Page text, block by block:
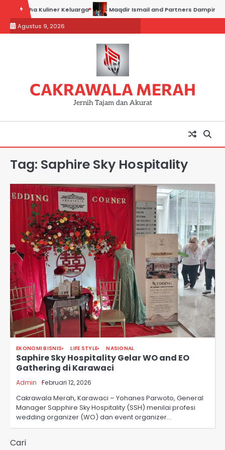
content
Usaha Kuliner Keluarga Maqdir Ismail and Partners Dampingi
Agustus 9, 2026
CAKRAWALA MERAH
Jernih Tajam dan Akurat
Tag: Saphire Sky Hospitality
EKONOMI BISNIS LIFE STYLE NASIONAL
Saphire Sky Hospitality Gelar WO and EO
Gathering di Karawaci
Admin Februari 12, 2026
Cakrawala Merah, Karawaci – Yohanes Parwoto, General
Manager Sapphire Sky Hospitality (SSH) menilai profesi
wedding organizer (WO) dan event organizer…
Cari